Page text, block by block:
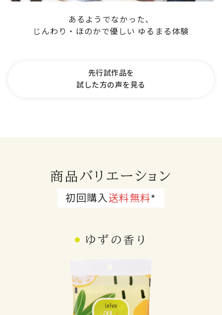
あるようでなかった、
じんわり・ほのかで優しい ゆるまる体験
先行試作品を
試した方の声を見る
商品バリエーション
初回購入送料無料*
ゆず の 香り